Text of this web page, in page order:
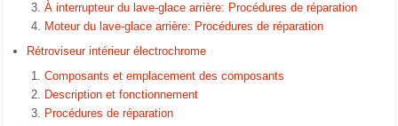
À interrupteur du lave-glace arrière: Procédures de réparation
Moteur du lave-glace arrière: Procédures de réparation
Rétroviseur intérieur électrochrome
Composants et emplacement des composants
Description et fonctionnement
Procédures de réparation